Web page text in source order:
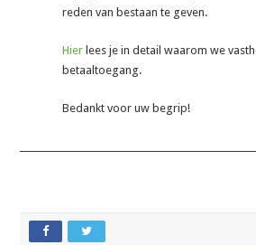
reden van bestaan te geven.
Hier lees je in detail waarom we
betaaltoegang.
Bedankt voor uw begrip!